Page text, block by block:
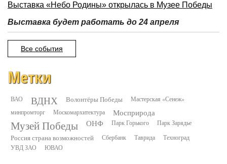
Выставка «Небо Родины» открылась в Музее Победы
Выставка будет работать до 24 апреля
Все события
Метки
ВАО ВДНХ Волонтёры Победы
Мастерская «Сенеж»
минпромторг
Москомархитектура Мосприрода
Музей Победы ОНФ Парк Горького Парк Зарядье
Россия страна возможностей Сбербанк Таврида
Техноград
УВД ЗАО
ЮВАО